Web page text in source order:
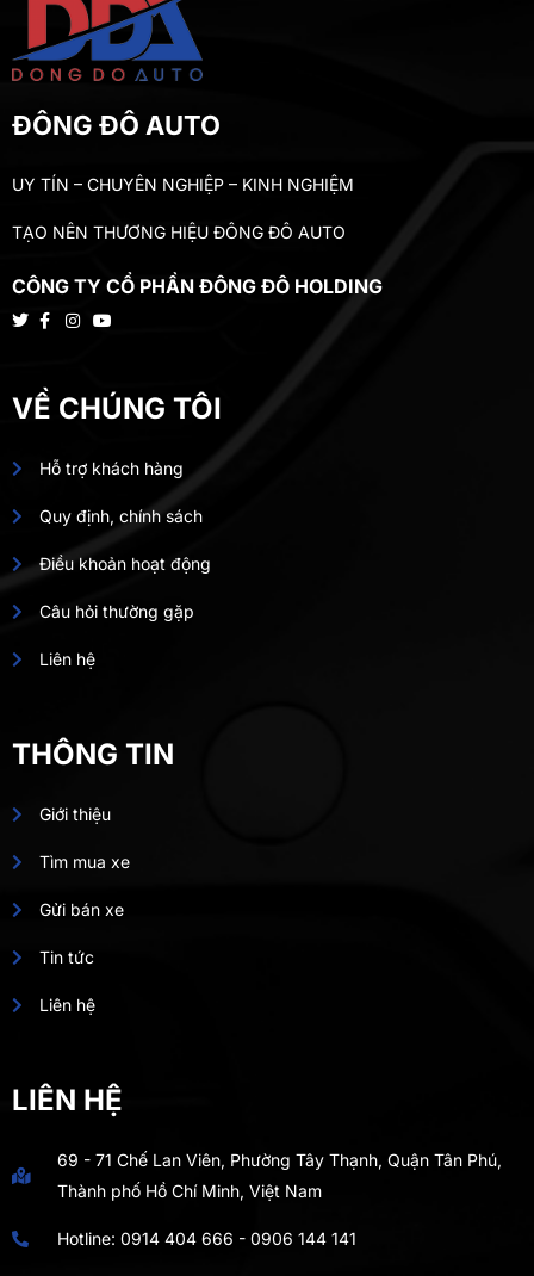
ĐÔNG ĐÔ AUTO
UY TÍN – CHUYÊN NGHIỆP – KINH NGHIỆM
TẠO NÊN THƯƠNG HIỆU ĐÔNG ĐÔ AUTO
CÔNG TY CỔ PHẦN ĐÔNG ĐÔ HOLDING
VỀ CHÚNG TÔI
Hỗ trợ khách hàng
Quy định, chính sách
Điều khoản hoạt động
Câu hỏi thường gặp
Liên hệ
THÔNG TIN
Giới thiệu
Tìm mua xe
Gửi bán xe
Tin tức
Liên hệ
LIÊN HỆ
69 - 71 Chế Lan Viên, Phường Tây Thạnh, Quận Tân Phú,
Thành phố Hồ Chí Minh, Việt Nam
Hotline: 0914 404 666 - 0906 144 141